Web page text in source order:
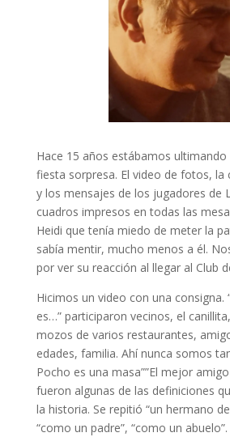
Hace 15 años estábamos ultimando
fiesta sorpresa. El video de fotos, la
y los mensajes de los jugadores de
cuadros impresos en todas las
Heidi que tenía miedo de meter la
sabía mentir, mucho menos a él.
por ver su reacción al llegar al Club
Hicimos un video con una consigna.
es…” participaron vecinos, el
mozos de varios restaurantes,
edades, familia. Ahí nunca somos
Pocho es una masa””El mejor
fueron algunas de las definiciones
la historia. Se repitió “un hermano de
“como un padre”, “como un